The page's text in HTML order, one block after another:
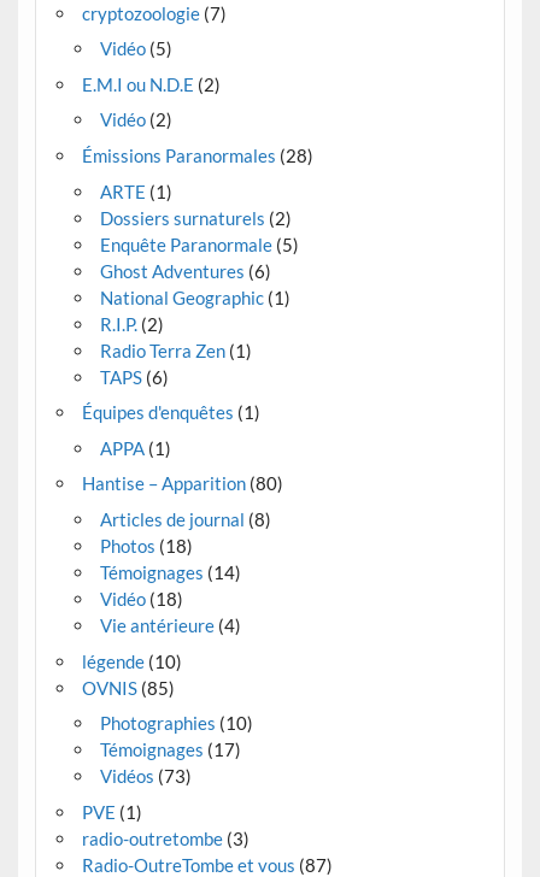
cryptozoologie(7)
Vidéo(5)
E.M.I ou N.D.E (2)
Vidéo(2)
Émissions Paranormales (28)
ARTE (1)
Dossiers surnaturels (2)
Enquête Paranormale(5)
Ghost Adventures (6)
National Geographic(1)
R.I.P.(2)
Radio Terra Zen(1)
TAPS(6)
Équipes d'enquêtes (1)
APPA(1)
Hantise – Apparition(80)
Articles de journal (8)
Photos (18)
Témoignages (14)
Vidéo(18)
Vie antérieure(4)
légende(10)
OVNIS(85)
Photographies (10)
Témoignages (17)
Vidéos (73)
PVE (1)
radio-outretombe(3)
Radio-OutreTombe et vous (87)